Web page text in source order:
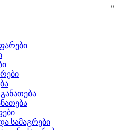
სამაგრები
00